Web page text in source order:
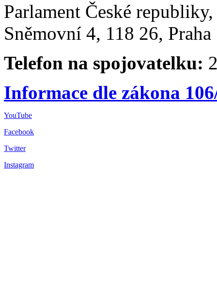
Parlament České
Sněmovní 4, 118 26,
Telefon na spojovatelku:
Informace dle zákona
YouTube
Facebook
Twitter
Instagram